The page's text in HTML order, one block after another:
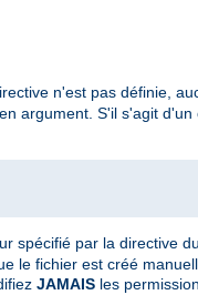
n'est pas définie,
argument. S'il s'agit
spécifié par la directive
le fichier est créé
JAMAIS les